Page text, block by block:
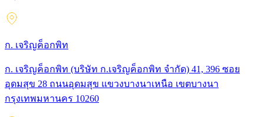
ก. เจริญค็อกพิท
ก. เจริญค็อกพิท (บริษัท ก.เจริญค็อกพิท จำกัด) 41, 396 ซอย
อุดมสุข 28 ถนนอุดมสุข แขวงบางนาเหนือ เขตบางนา
กรุงเทพมหานคร 10260